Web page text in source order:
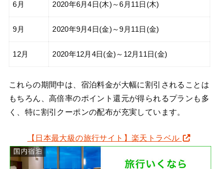
6月 2020年6月4日(木)～6月11日(木)
9月 2020年9月4日(金)～9月11日(金)
12月 2020年12月4日(金)～12月11日(金)
これらの期間中は、宿泊料金が大幅に割引されることは
もちろん、高倍率のポイント還元が得られるプランも多
く、特に割引クーポンの配布が充実しています。
【日本最大級の旅行サイト】楽天トラベル